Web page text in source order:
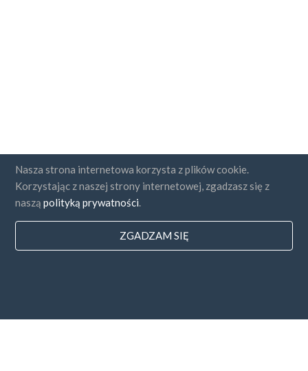
Nasza strona internetowa korzysta z plików cookie.
Korzystając z naszej strony internetowej, zgadzasz się z
nasząpolityką prywatności
ZGADZAM SIĘ